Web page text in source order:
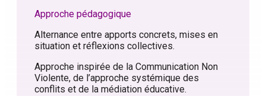
Approche pédagogique
Alternance entre apports concrets, mises en
situation et réflexions collectives.
Approche inspirée de la Communication Non
Violente, de l’approche systémique des
conflits et de la médiation éducative.